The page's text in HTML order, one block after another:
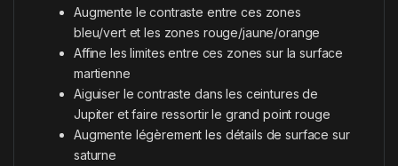
Augmente le contraste entre ces zones
bleu/vert et les zones rouge/jaune/orange
Affine les limites entre ces zones sur la surface
martienne
Aiguiser le contraste dans les ceintures de
Jupiter et faire ressortir le grand point rouge
Augmente légèrement les détails de surface sur
saturne